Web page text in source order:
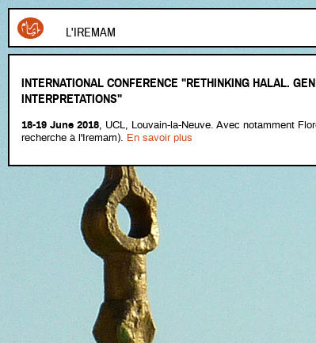
L'IREMAM
INTERNATIONAL CONFERENCE "RETHINKING HALAL.
INTERPRETATIONS"
18-19 June 2018, UCL, Louvain-la-Neuve. Avec notamment
recherche à l'Iremam). En savoir plus